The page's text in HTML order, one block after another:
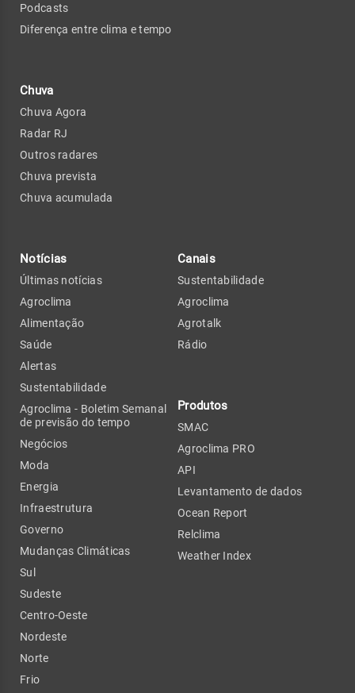
Podcasts
Diferença entre clima e tempo
Chuva
Chuva Agora
Radar RJ
Outros radares
Chuva prevista
Chuva acumulada
Notícias
Últimas notícias
Agroclima
Alimentação
Saúde
Alertas
Sustentabilidade
Agroclima - Boletim Semanal
de previsão do tempo
Negócios
Moda
Energia
Infraestrutura
Governo
Mudanças Climáticas
Sul
Sudeste
Centro-Oeste
Nordeste
Norte
Frio
Canais
Sustentabilidade
Agroclima
Agrotalk
Rádio
Produtos
SMAC
Agroclima PRO
API
Levantamento de dados
Ocean Report
Relclima
Weather Index